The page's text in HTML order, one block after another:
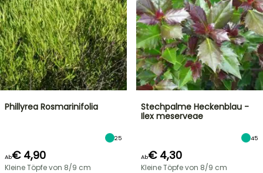
Phillyrea Rosmarinifolia
25
Ab€ 4,90
Kleine Töpfe von 8/9 cm
Stechpalme Heckenblau -
Ilex meserveae
45
Ab€ 4,30
Kleine Töpfe von 8/9 cm